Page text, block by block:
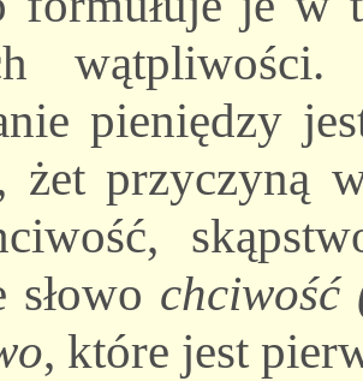
pieniędzy
żet przyczyną
słowo chciwość
, które jest